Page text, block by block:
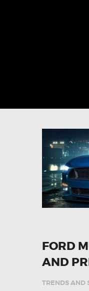
FORD
AND
TRENDS AND